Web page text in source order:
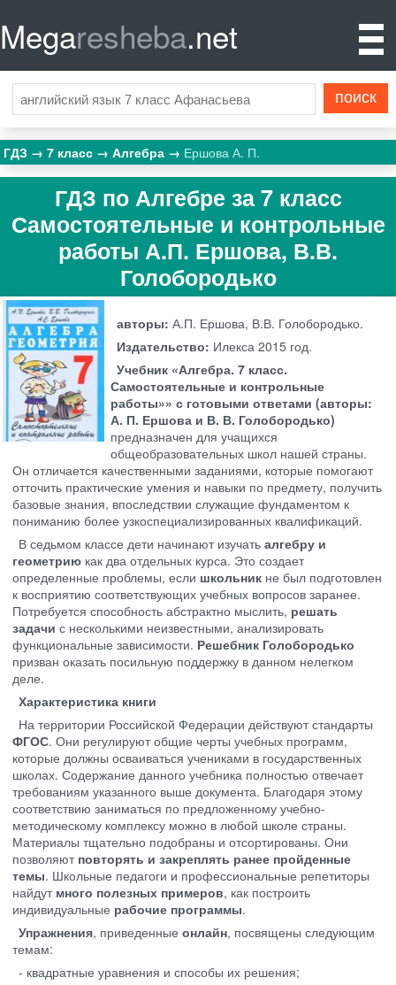
Megaresheba.net
ГДЗ 7 класс Алгебра Ершова А. П.
ГДЗ по Алгебре за 7 класс
Самостоятельные и контрольные
работы А.П. Ершова, В.В.
Голобородько
авторы:А.П. Ершова, В.В. Голобородько.
Издательство: Илекса 2015 год.
Учебник «Алгебра. 7 класс.
Самостоятельные и контрольные
работы»» с готовыми ответами (авторы:
А. П. Ершова и В. В. Голобородько)
предназначен для учащихся
общеобразовательных школ нашей страны.
Он отличается качественными заданиями, которые помогают
отточить практические умения и навыки по предмету, получить
базовые знания, впоследствии служащие фундаментом к
пониманию более узкоспециализированных квалификаций.
В седьмом классе дети начинают изучать алгебру и
геометрию как два отдельных курса. Это создает
определенные проблемы, если школьник не был подготовлен
к восприятию соответствующих учебных вопросов заранее.
Потребуется способность абстрактно мыслить, решать
задачи с несколькими неизвестными, анализировать
функциональные зависимости. Решебник Голобородько
призван оказать посильную поддержку в данном нелегком
деле.
Характеристика книги
На территории Российской Федерации действуют стандарты
ФГОС. Они регулируют общие черты учебных программ,
которые должны осваиваться учениками в государственных
школах. Содержание данного учебника полностью отвечает
требованиям указанного выше документа. Благодаря этому
соответствию заниматься по предложенному учебно-
методическому комплексу можно в любой школе страны.
Материалы тщательно подобраны и отсортированы. Они
позволяют повторять и закреплять ранее пройденные
темы. Школьные педагоги и профессиональные репетиторы
найдутмного полезных примеров, как построить
индивидуальные рабочие программы.
Упражнения, приведенные онлайн, посвящены следующим
темам:
- квадратные уравнения и способы их решения;